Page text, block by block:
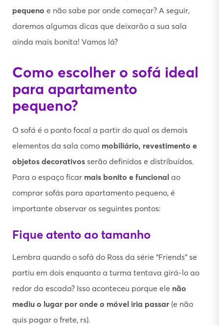
pequeno e não sabe por onde começar? A seguir,
daremos algumas dicas que deixarão a sua sala
ainda mais bonita! Vamos lá?
Como escolher o sofá ideal
para apartamento
pequeno?
O sofá é o ponto focal a partir do qual os demais
elementos da sala como mobiliário, revestimento e
objetos decorativos serão definidos e distribuídos.
Para o espaço ficar mais bonito e funcional ao
comprar sofás para apartamento pequeno, é
importante observar os seguintes pontos:
Fique atento ao tamanho
Lembra quando o sofá do Ross da série “Friends” se
partiu em dois enquanto a turma tentava girá-lo ao
redor da escada? Isso aconteceu porque ele não
mediu o lugar por onde o móvel iria passar (e não
quis pagar o frete, rs).